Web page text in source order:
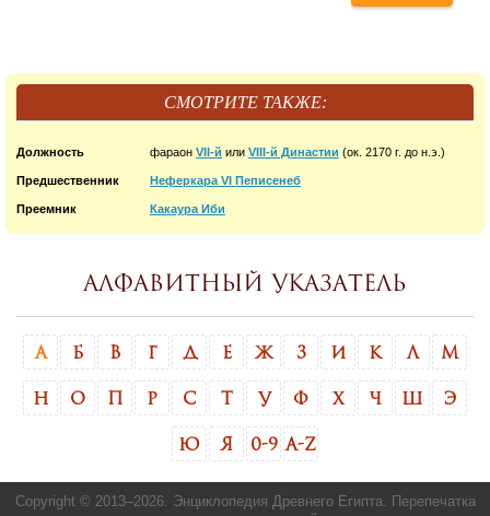
СМОТРИТЕ ТАКЖЕ:
Должность фараон VII-й или VIII-й Династии (ок. 2170 г. до н.э.)
Предшественник Неферкара VI Пеписенеб
Преемник Какаура Иби
Алфавитный указатель
А Б В Г Д Е Ж З И К Л М
Н О Р С Т У Ф Х Ч Э
Ю Я 0-9 A-Z
Copyright © 2013–2026. Энциклопедия Древнего Египта. Перепечатка